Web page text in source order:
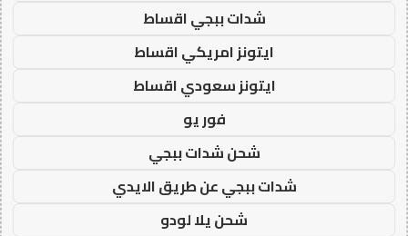
شدات ببجي اقساط
ايتونز امريكي اقساط
ايتونز سعودي اقساط
فور يو
شحن شدات ببجي
شدات ببجي عن طريق الايدي
شحن يلا لودو